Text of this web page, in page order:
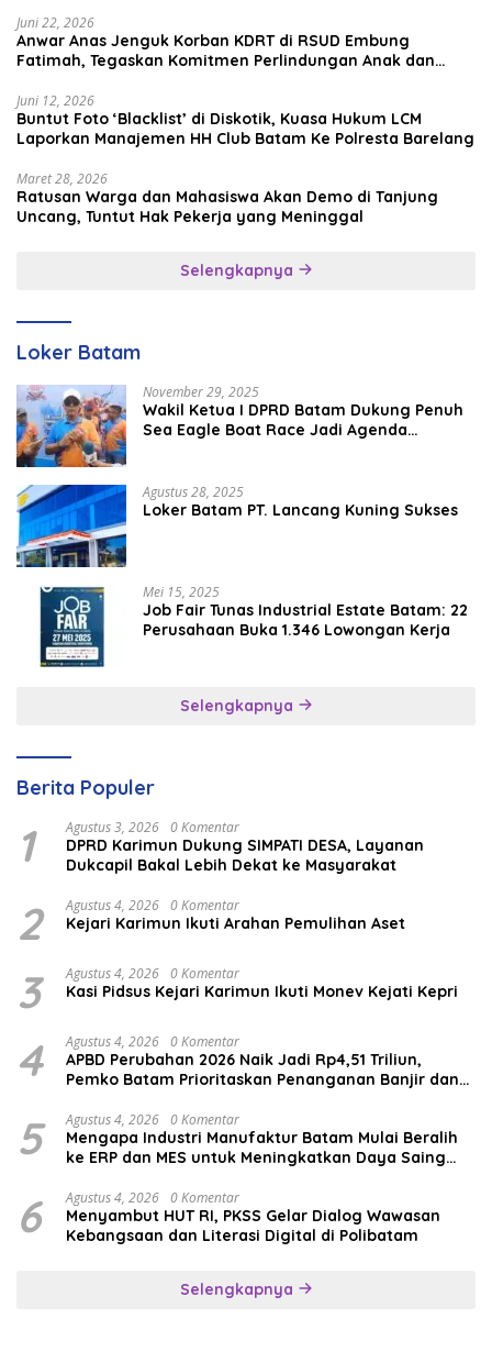
Juni 22, 2026
Anwar Anas Jenguk Korban KDRT di RSUD Embung
Fatimah, Tegaskan Komitmen Perlindungan Anak dan
Juni 12, 2026
Buntut Foto ‘Blacklist’ di Diskotik, Kuasa Hukum LCM
Laporkan Manajemen HH Club Batam Ke Polresta Barelang
Maret 28, 2026
Ratusan Warga dan Mahasiswa Akan Demo di Tanjung
Uncang, Tuntut Hak Pekerja yang Meninggal
Selengkapnya
Loker Batam
November 29, 2025
Wakil Ketua I DPRD Batam Dukung Penuh
Sea Eagle Boat Race Jadi Agenda
Agustus 28, 2025
Loker Batam PT. Lancang Kuning Sukses
Mei 15, 2025
Job Fair Tunas Industrial Estate Batam: 22
Perusahaan Buka 1.346 Lowongan Kerja
Selengkapnya
Berita Populer
1 Agustus 3, 2026 0 Komentar
DPRD Karimun Dukung SIMPATI DESA, Layanan
Dukcapil Bakal Lebih Dekat ke Masyarakat
2 Agustus 4, 2026 0 Komentar
Kejari Karimun Ikuti Arahan Pemulihan Aset
3 Agustus 4, 2026 0 Komentar
Kasi Pidsus Kejari Karimun Ikuti Monev Kejati Kepri
4 Agustus 4, 2026 0 Komentar
APBD Perubahan 2026 Naik Jadi Rp4,51 Triliun,
Pemko Batam Prioritaskan Penanganan Banjir dan
5 Agustus 4, 2026 0 Komentar
Mengapa Industri Manufaktur Batam Mulai Beralih
ke ERP dan MES untuk Meningkatkan Daya Saing
6 Agustus 4, 2026 0 Komentar
Menyambut HUT RI, PKSS Gelar Dialog Wawasan
Kebangsaan dan Literasi Digital di Polibatam
Selengkapnya